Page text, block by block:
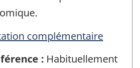
complémentaire
: Habituellement